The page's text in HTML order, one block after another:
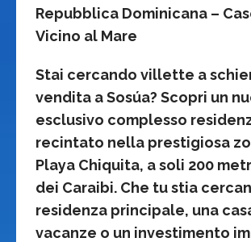
Repubblica Dominicana –
Vicino al Mare
Stai cercando villette a
vendita a Sosúa? Scopri un
esclusivo complesso
recintato nella prestigiosa
Playa Chiquita, a soli 200
dei Caraibi. Che tu stia
residenza principale, una
vacanze o un investimento